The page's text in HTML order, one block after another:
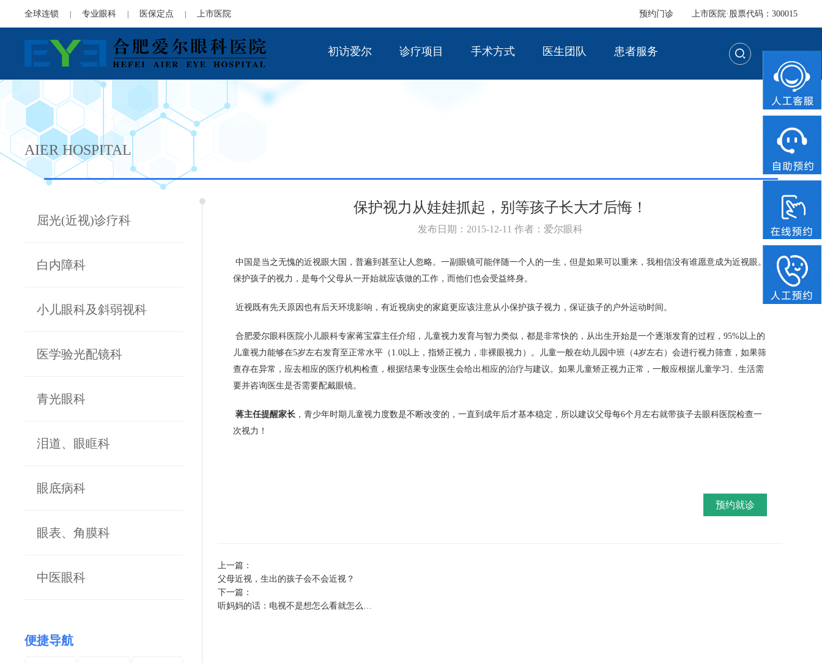
全球连锁 | 专业眼科 | 医保定点 | 上市医院 预约门诊 上市医院·股票代码：300015
初访爱尔 诊疗项目 手术方式 医生团队 患者服务
AIER HOSPITAL
屈光(近视)诊疗科
白内障科
小儿眼科及斜弱视科
医学验光配镜科
青光眼科
泪道、眼眶科
眼底病科
眼表、角膜科
中医眼科
便捷导航
保护视力从娃娃抓起，别等孩子长大才后悔！
发布日期：2015-12-11 作者：爱尔眼科
中国是当之无愧的近视眼大国，普遍到甚至让人忽略。一副眼镜可能伴随一个人的一生，但是如果可以重来，我相信没有谁愿意成为近视眼。
保护孩子的视力，是每个父母从一开始就应该做的工作，而他们也会受益终身。
近视既有先天原因也有后天环境影响，有近视病史的家庭更应该注意从小保护孩子视力，保证孩子的户外运动时间。
合肥爱尔眼科医院小儿眼科专家蒋宝霖主任介绍，儿童视力发育与智力类似，都是非常快的，从出生开始是一个逐渐发育的过程，95%以上的
儿童视力能够在5岁左右发育至正常水平（1.0以上，指矫正视力，非裸眼视力）。儿童一般在幼儿园中班（4岁左右）会进行视力筛查，如果筛
查存在异常，应去相应的医疗机构检查，根据结果专业医生会给出相应的治疗与建议。如果儿童矫正视力正常，一般应根据儿童学习、生活需
要并咨询医生是否需要配戴眼镜。
蒋主任提醒家长 ，青少年时期儿童视力度数是不断改变的，一直到成年后才基本稳定，所以建议父母每6个月左右就带孩子去眼科医院检查一
次视力！
预约就诊
上一篇：
父母近视，生出的孩子会不会近视？
下一篇：
听妈妈的话：电视不是想怎么看就怎么…